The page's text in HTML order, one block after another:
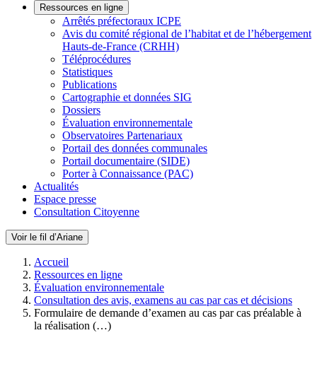
Ressources en ligne
Arrêtés préfectoraux ICPE
Avis du comité régional de l’habitat et de l’hébergement
Hauts-de-France (CRHH)
Téléprocédures
Statistiques
Publications
Cartographie et données SIG
Dossiers
Évaluation environnementale
Observatoires Partenariaux
Portail des données communales
Portail documentaire (SIDE)
Porter à Connaissance (PAC)
Actualités
Espace presse
Consultation Citoyenne
Voir le fil d’Ariane
Accueil
Ressources en ligne
Évaluation environnementale
Consultation des avis, examens au cas par cas et décisions
Formulaire de demande d’examen au cas par cas préalable à
la réalisation (…)